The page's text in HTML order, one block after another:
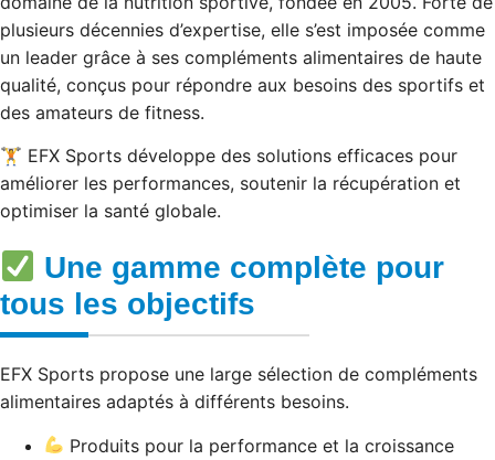
plusieurs décennies d’expertise, elle s’est imposée comme
un leader grâce à ses compléments alimentaires de haute
qualité, conçus pour répondre aux besoins des sportifs et
des amateurs de fitness.
🏋️ EFX Sports développe des solutions efficaces pour
améliorer les performances, soutenir la récupération et
optimiser la santé globale.
Une gamme complète pour
tous les objectifs
EFX Sports propose une large sélection de compléments
alimentaires adaptés à différents besoins.
Produits pour la performance et la croissance